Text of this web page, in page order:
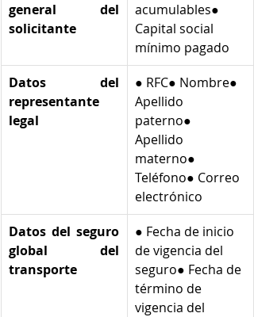
general del
solicitante
acumulables●
Capital social
mínimo pagado
Datos del
representante
legal
● RFC● Nombre●
Apellido
paterno●
Apellido
materno●
Teléfono● Correo
electrónico
Datos del seguro
global del
transporte
● Fecha de inicio
de vigencia del
seguro● Fecha de
término de
vigencia del